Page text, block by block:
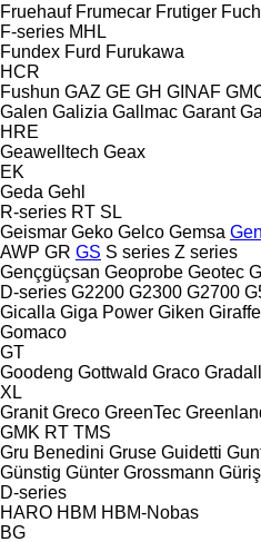
Fruehauf Frumecar Frutiger
F-series MHL
Fundex Furd Furukawa
HCR
Fushun GAZ GE GH GINAF
Galen Galizia Gallmac Garant
HRE
Geawelltech Geax
EK
Geda Gehl
R-series RT SL
Geismar Geko Gelco Gemsa
AWP GR GS S series Z series
Gençgüçsan Geoprobe Geotec
D-series G2200 G2300 G2700
Gicalla Giga Power Giken Giraffe
Gomaco
GT
Goodeng Gottwald Graco Gradall
XL
Granit Greco GreenTec
GMK RT TMS
Gru Benedini Gruse Guidetti
Günstig Günter Grossmann Güriş
D-series
HARO HBM HBM-Nobas
BG